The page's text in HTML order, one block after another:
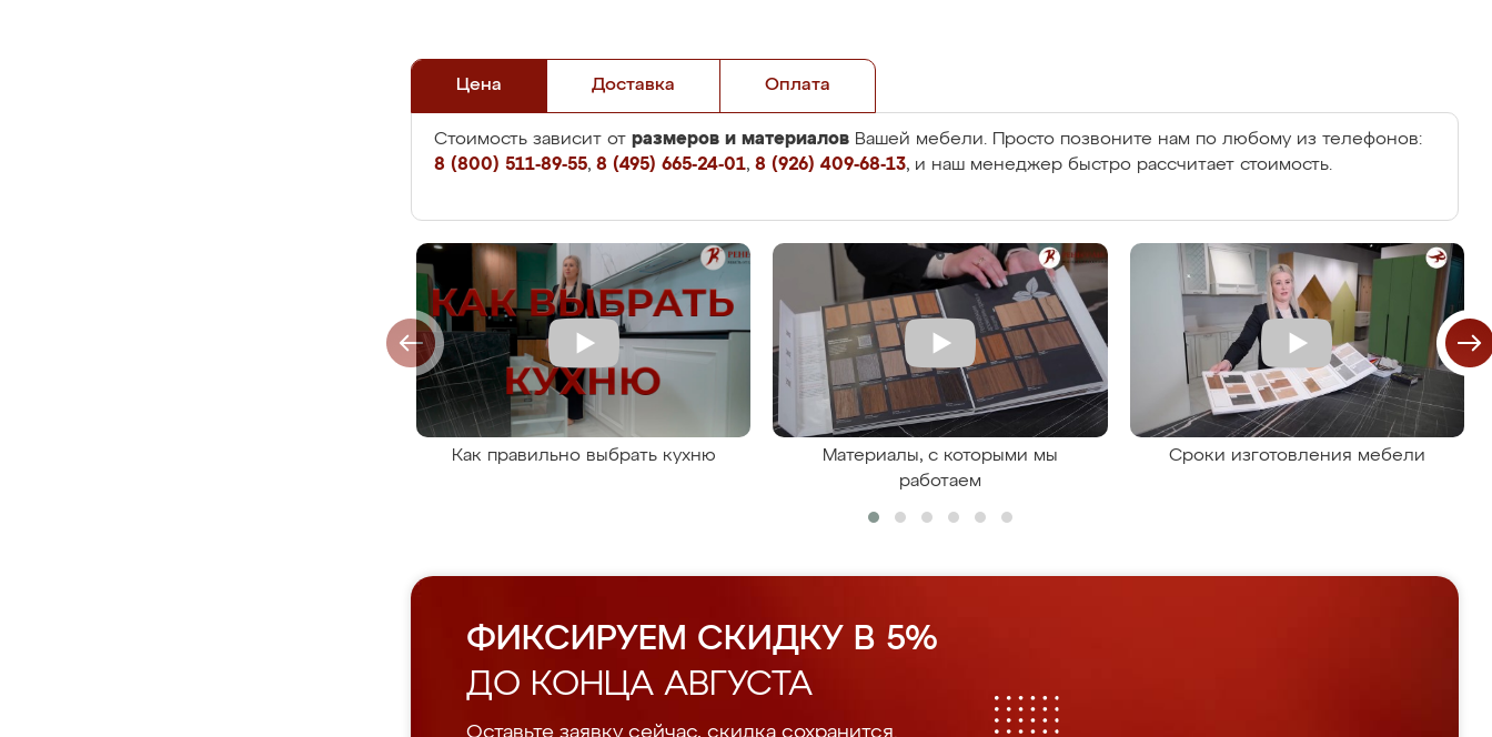
Цена Доставка Оплата
Стоимость зависит от размеров и материалов Вашей мебели. Просто позвоните нам по любому из телефонов:
8 (800) 511-89-55, 8 (495) 665-24-01, 8 (926) 409-68-13, и наш менеджер быстро рассчитает стоимость.
Как правильно выбрать кухню
Материалы, с которыми мы
работаем
Сроки изготовления мебели
ФИКСИРУЕМ СКИДКУ В 5%
ДО КОНЦА АВГУСТА
Оставьте заявку сейчас, скидка сохранится.